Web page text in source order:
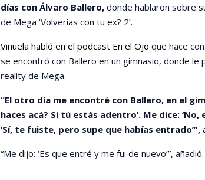
días con Álvaro Ballero,donde hablaron sobre
de Mega ‘Volverías con tu ex? 2’.
Viñuela habló en el podcast En el Ojo que hace
se encontró con Ballero en un gimnasio, donde
reality de Mega.
“El otro día me encontré con Ballero, en el
haces acá? Si tú estás adentro’. Me dice:
‘Sí, te fuiste, pero supe que habías entrado’”,
“Me dijo: ‘Es que entré y me fui de nuevo’”, añadió.